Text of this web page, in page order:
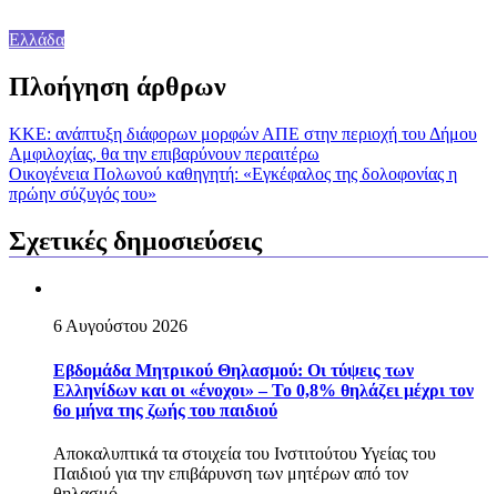
Ελλάδα
Πλοήγηση άρθρων
ΚΚΕ: ανάπτυξη διάφορων μορφών ΑΠΕ στην περιοχή του Δήμου
Αμφιλοχίας, θα την επιβαρύνουν περαιτέρω
Οικογένεια Πολωνού καθηγητή: «Εγκέφαλος της δολοφονίας η
πρώην σύζυγός του»
Σχετικές δημοσιεύσεις
6 Αυγούστου 2026
Εβδομάδα Μητρικού Θηλασμού: Οι τύψεις των
Ελληνίδων και οι «ένοχοι» – Το 0,8% θηλάζει μέχρι τον
6ο μήνα της ζωής του παιδιού
Αποκαλυπτικά τα στοιχεία του Ινστιτούτου Υγείας του
Παιδιού για την επιβάρυνση των μητέρων από τον